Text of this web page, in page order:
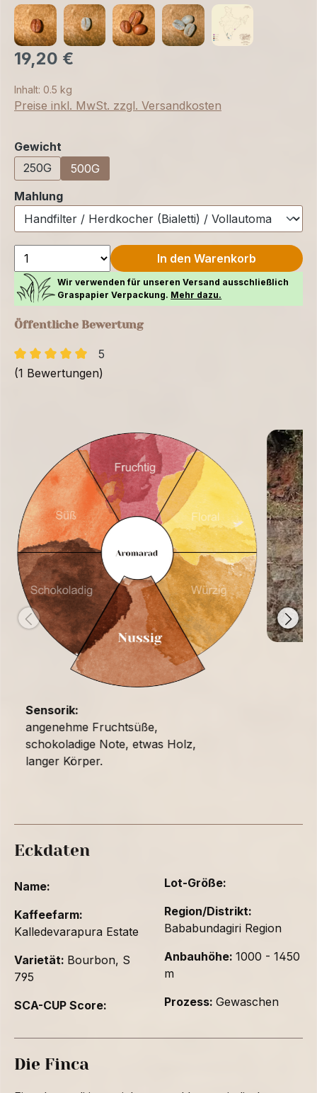
19,20 €
Inhalt: 0.5 kg
Preise inkl. MwSt. zzgl. Versandkosten
Gewicht
250G
500G
Mahlungauswählen
In den Warenkorb
Wir verwenden für unseren Versand ausschließlich
Graspapier Verpackung. Mehr dazu.
Öffentliche Bewertung
5
(1 Bewertungen)
Sensorik:
angenehme Fruchtsüße,
schokoladige Note, etwas Holz,
langer Körper.
Eckdaten
Name:
Kaffeefarm:
Kalledevarapura Estate
Varietät: Bourbon, S
795
SCA-CUP Score:
Lot-Größe:
Region/Distrikt:
Bababundagiri Region
Anbauhöhe: 1000 - 1450
m
Prozess: Gewaschen
Die Finca